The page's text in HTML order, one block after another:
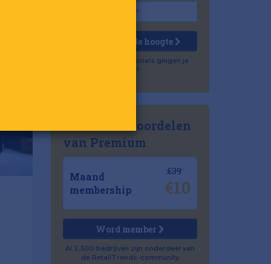
Houd mij op de hoogte
Al 57.500 professionals gingen je
voor!
Ontdek de voordelen
van Premium
Maand
membership
€39
€10
Word member
Al 2.500 bedrijven zijn onderdeel van
de RetailTrends-community